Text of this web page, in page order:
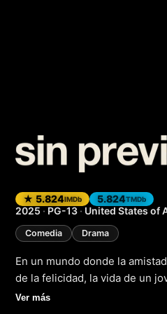
The
★ 5.824IMDb 5.824TMDb
2025 · PG-13 · United States of
Comedia Drama
En un mundo donde la
de la felicidad, la vida de un
una serie de eventos
Ver más